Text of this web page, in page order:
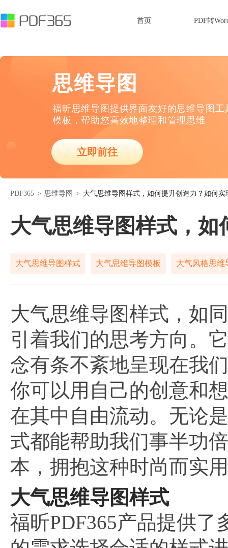
首页 PDF转
思维导图
福昕思维导图提供界面友好的思维导图
模板，帮助您高效地整理和管理思维
立即前往
PDF365 > 思维导图 > 大气思维导图样式，如何提升创造力？如何实
大气思维导图样式，
大气思维导图样式 大气思维导图模板 大气风格思维
大气思维导图样式，如
引着我们的思考方向。
念有条不紊地呈现在我
你可以用自己的创意和
在其中自由流动。无论
式都能帮助我们事半功
本，拥抱这种时尚而实
大气思维导图样式
福昕PDF365产品提供了